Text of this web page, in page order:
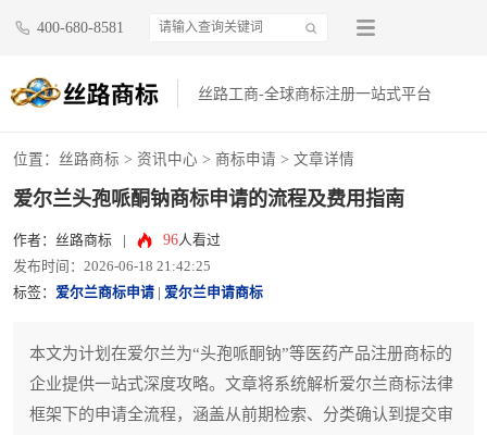
400-680-8581
丝路工商-全球商标注册一站式平台
位置： 丝路商标 > 资讯中心 > 商标申请 > 文章详情
爱尔兰头孢哌酮钠商标申请的流程及费用指南
作者：丝路商标 96人看过
发布时间：2026-06-18 21:42:25
标签： 爱尔兰商标申请 爱尔兰申请商标
本文为计划在爱尔兰为“头孢哌酮钠”等医药产品注册商标的
企业提供一站式深度攻略。文章将系统解析爱尔兰商标法律
框架下的申请全流程，涵盖从前期检索、分类确认到提交审